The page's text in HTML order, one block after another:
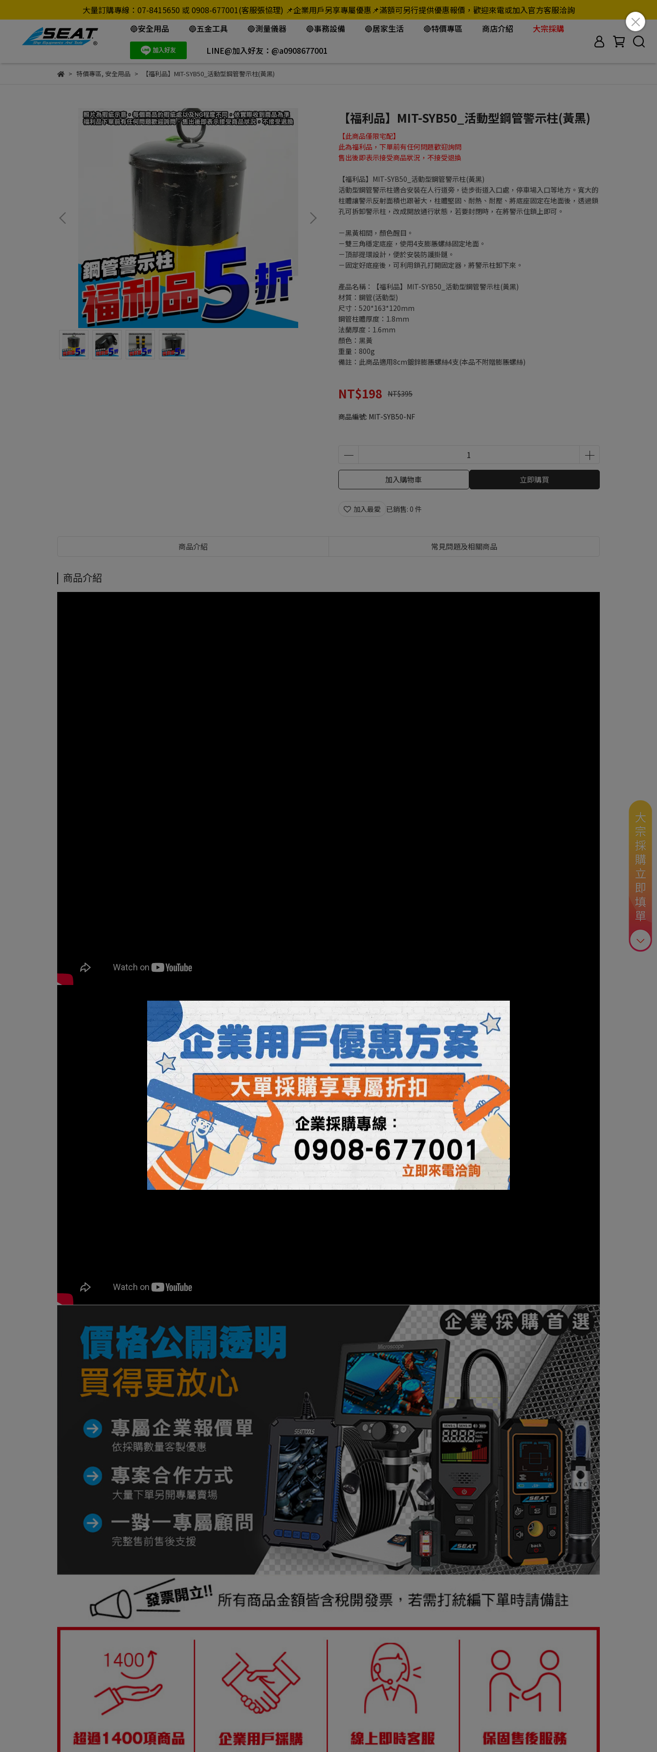
大量訂購專線：07-8415650 或 0908-677001(客服張協理) 📌企業用戶另享專屬優惠📌滿額可另行提供優惠報價，歡迎來電或加入官方客服洽詢
🔵安全用品
🔵五金工具 🔵測量儀器 🔵事務設備 🔵居家生活 🔴特價專區 商店介紹
大宗採購
LINE@加入好友：@a0908677001
特價專區, 安全用品 【福利品】MIT-SYB50_活動型鋼管警示柱(黃黑)
【福利品】MIT-SYB50_活動型鋼管警示柱(黃黑)
【此商品僅限宅配】
此為福利品，下單前有任何問題歡迎詢問
售出後即表示接受商品狀況，不接受退換
【福利品】MIT-SYB50_活動型鋼管警示柱(黃黑)
活動型鋼管警示柱適合安裝在人行道旁，徒步街道入口處，停車場入口等地方。寬大的
柱體讓警示反射面積也跟著大，柱體堅固、耐熱、耐壓、將底座固定在地面後，透過鎖
孔可拆卸警示柱，改成開放通行狀態，若要封閉時，在將警示住鎖上即可。
－黑黃相間，顏色醒目。
－雙三角穩定底座，使用4支膨脹螺絲固定地面。
－頂部提環設計，便於安裝防護掛鏈。
－固定好底座後，可利用鎖孔打開固定器，將警示柱卸下來。
產品名稱：【福利品】MIT-SYB50_活動型鋼管警示柱(黃黑)
材質：鋼管(活動型)
尺寸：520*163*120mm
鋼管柱體厚度：1.8mm
法蘭厚度：1.6mm
顏色：黑黃
重量：800g
備註：此商品適用8cm鍍鋅膨脹螺絲4支(本品不附贈膨脹螺絲)
NT$198 NT$395
商品編號: MIT-SYB50-NF
加入購物車 立即購買
加入最愛 已銷售: 0 件
商品介紹 常見問題及相關商品
商品介紹